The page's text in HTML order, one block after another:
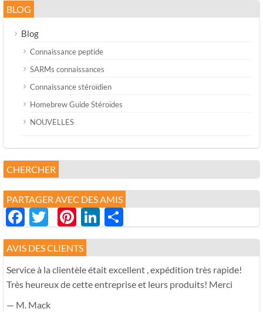
BLOG
Blog
Connaissance peptide
SARMs connaissances
Connaissance stéroïdien
Homebrew Guide Stéroïdes
NOUVELLES
CHERCHER
PARTAGER AVEC DES AMIS
Facebook
Twitter
Pinterest
LinkedIn
享
AVIS DES CLIENTS
Service à la clientèle était excellent , expédition très rapide!
Très heureux de cette entreprise et leurs produits! Merci
— M. Mack